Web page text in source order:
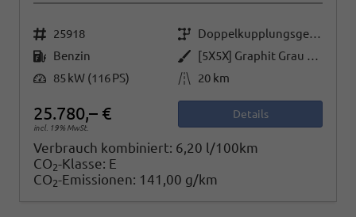
Fahrzeugnr. 25918 Getriebe
Doppelkupplungsgetriebe (DSG)
Kraftstoff Benzin Außenfarbe
[5X5X] Graphit Grau Metallic
Leistung 85 kW (116 PS) Kilometerstand 20 km
25.780,– €
incl. 19% MwSt.
Details
Verbrauch kombiniert: 6,20 l/100km
CO2-Klasse: E
CO2-Emissionen: 141,00 g/km